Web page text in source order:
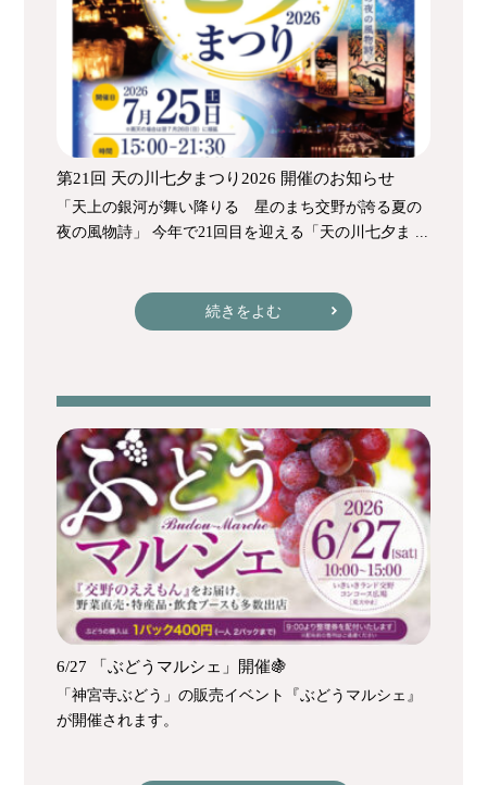
第21回 天の川七夕まつり2026 開催のお知らせ
「天上の銀河が舞い降りる 星のまち交野が誇る夏の
夜の風物詩」 今年で21回目を迎える「天の川七夕ま ...
続きをよむ
6/27 「ぶどうマルシェ」開催🍇
「神宮寺ぶどう」の販売イベント『ぶどうマルシェ』
が開催されます。